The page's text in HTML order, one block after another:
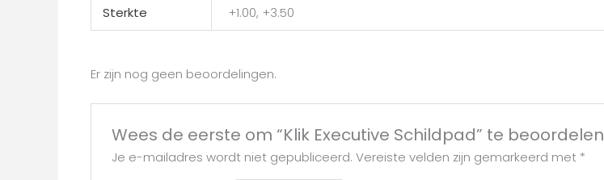
Sterkte +1.00, +3.50
Er zijn nog geen beoordelingen.
Wees de eerste om “Klik Executive Schildpad” te beoordelen
Je e-mailadres wordt niet gepubliceerd. Vereiste velden zijn gemarkeerd met *